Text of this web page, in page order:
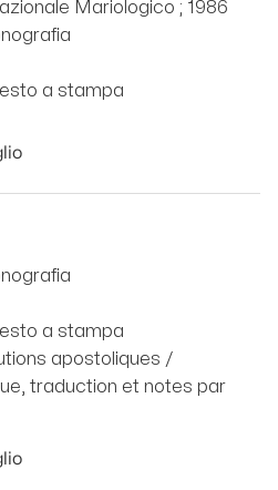
Mariologico ; 1986
a stampa
a stampa
apostoliques /
traduction et notes par